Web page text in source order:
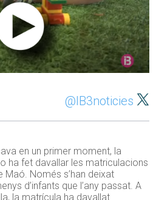
@IB3noticies
en un primer moment, la
ha fet davallar les matriculacions
Només s’han deixat
d’infants que l’any passat. A
la matrícula ha davallat